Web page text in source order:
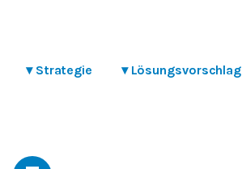
▾ Strategie ▾ Lösungsvorschlag